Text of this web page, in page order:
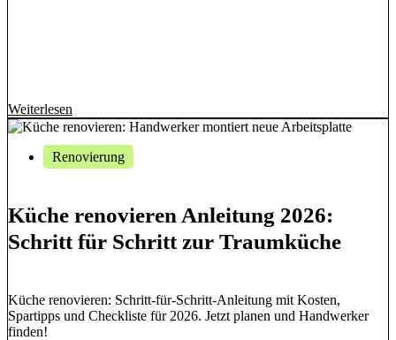
Weiterlesen
Renovierung
Küche renovieren Anleitung 2026:
Schritt für Schritt zur Traumküche
Küche renovieren: Schritt-für-Schritt-Anleitung mit Kosten,
Spartipps und Checkliste für 2026. Jetzt planen und Handwerker
finden!